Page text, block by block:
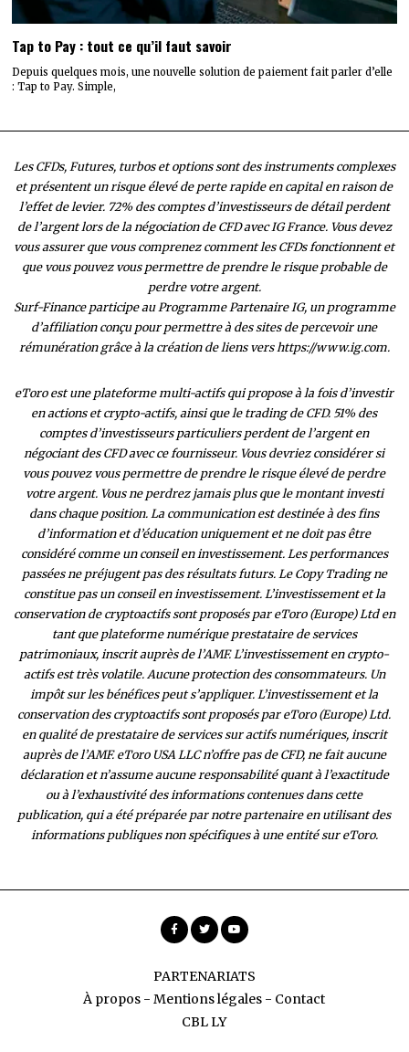
Tap to Pay : tout ce qu’il faut savoir
Depuis quelques mois, une nouvelle solution de paiement fait parler d’elle
: Tap to Pay. Simple,
Les CFDs, Futures, turbos et options sont des instruments complexes
et présentent un risque élevé de perte rapide en capital en raison de
l’effet de levier. 72% des comptes d’investisseurs de détail perdent
de l’argent lors de la négociation de CFD avec IG France. Vous devez
vous assurer que vous comprenez comment les CFDs fonctionnent et
que vous pouvez vous permettre de prendre le risque probable de
perdre votre argent.
Surf-Finance participe au Programme Partenaire IG, un programme
d’affiliation conçu pour permettre à des sites de percevoir une
rémunération grâce à la création de liens vers https://www.ig.com.
eToro est une plateforme multi-actifs qui propose à la fois d’investir
en actions et crypto-actifs, ainsi que le trading de CFD. 51% des
comptes d’investisseurs particuliers perdent de l’argent en
négociant des CFD avec ce fournisseur. Vous devriez considérer si
vous pouvez vous permettre de prendre le risque élevé de perdre
votre argent. Vous ne perdrez jamais plus que le montant investi
dans chaque position. La communication est destinée à des fins
d’information et d’éducation uniquement et ne doit pas être
considéré comme un conseil en investissement. Les performances
passées ne préjugent pas des résultats futurs. Le Copy Trading ne
constitue pas un conseil en investissement. L’investissement et la
conservation de cryptoactifs sont proposés par eToro (Europe) Ltd en
tant que plateforme numérique prestataire de services
patrimoniaux, inscrit auprès de l’AMF. L’investissement en crypto-
actifs est très volatile. Aucune protection des consommateurs. Un
impôt sur les bénéfices peut s’appliquer. L’investissement et la
conservation des cryptoactifs sont proposés par eToro (Europe) Ltd.
en qualité de prestataire de services sur actifs numériques, inscrit
auprès de l’AMF. eToro USA LLC n’offre pas de CFD, ne fait aucune
déclaration et n’assume aucune responsabilité quant à l’exactitude
ou à l’exhaustivité des informations contenues dans cette
publication, qui a été préparée par notre partenaire en utilisant des
informations publiques non spécifiques à une entité sur eToro.
PARTENARIATS
À propos -Mentions légales - Contact
CBL LY